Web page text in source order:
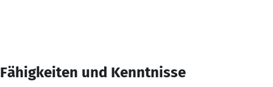
Fähigkeiten und Kenntnisse